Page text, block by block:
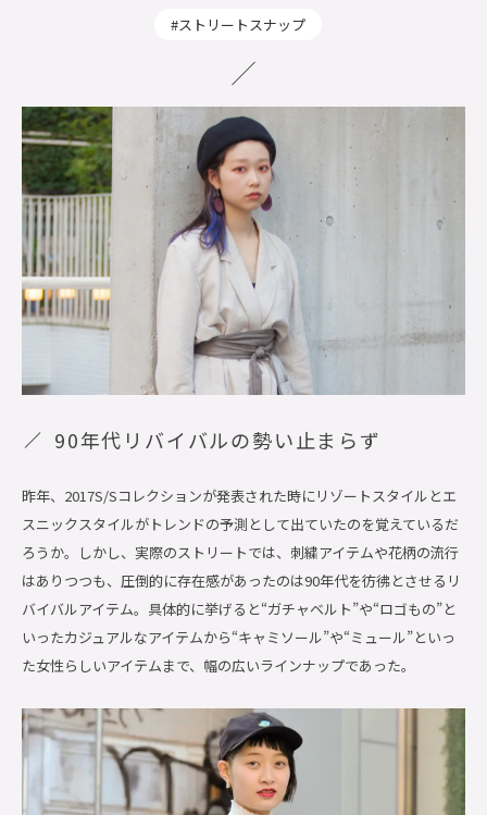
ストリートスナップ
90年代リバイバルの勢い止まらず
昨年、 2017S/Sコレクションが発表された時にリゾートスタイルとエ
スニックスタイルがトレンドの予測として出ていたのを覚えているだ
ろうか。しかし、実際のストリートでは、刺繍アイテムや花柄の流行
はありつつも、圧倒的に存在感があったのは90年代を彷彿とさせるリ
バイバルアイテム。具体的に挙げると“ガチャベルト”や“ロゴもの”と
いったカジュアルなアイテムから“キャミソール”や“ミュール”といっ
た女性らしいアイテムまで、幅の広いラインナップであった。